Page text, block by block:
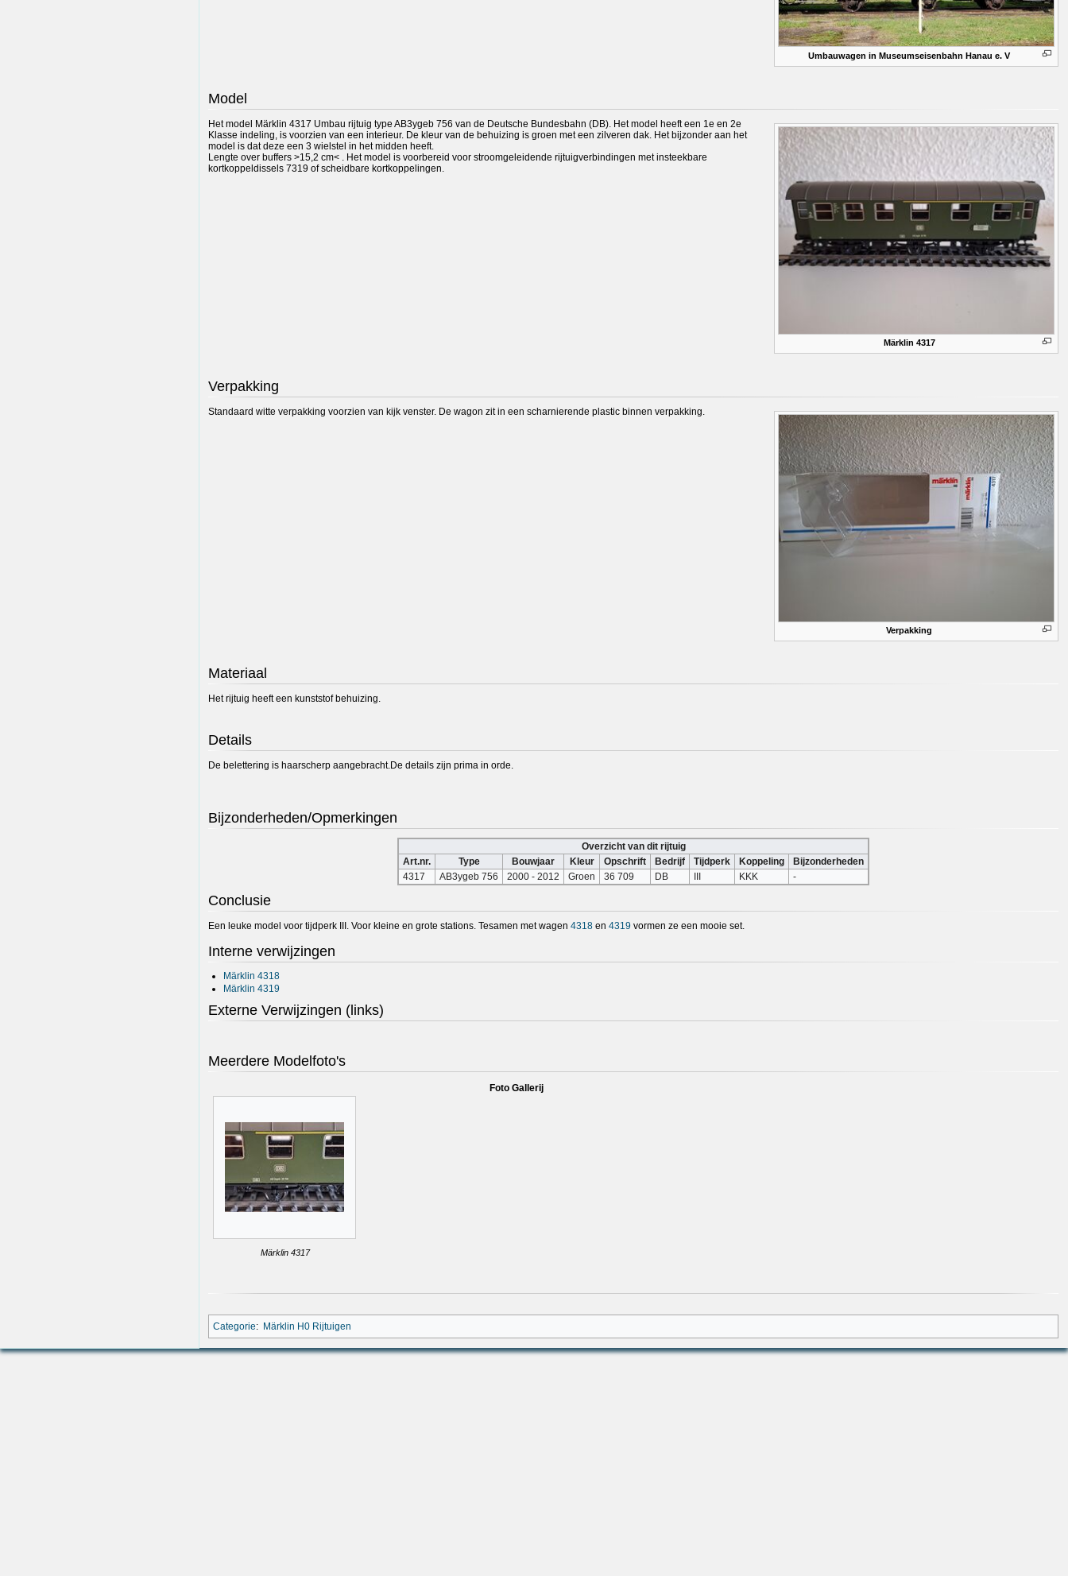
Umbauwagen in Museumseisenbahn Hanau e. V
Model
Märklin 4317
Het model Märklin 4317 Umbau rijtuig type AB3ygeb 756 van de Deutsche Bundesbahn (DB). Het model heeft een 1e en 2e
Klasse indeling, is voorzien van een interieur. De kleur van de behuizing is groen met een zilveren dak. Het bijzonder aan het
model is dat deze een 3 wielstel in het midden heeft.
Lengte over buffers >15,2 cm< . Het model is voorbereid voor stroomgeleidende rijtuigverbindingen met insteekbare
kortkoppeldissels 7319 of scheidbare kortkoppelingen.
Verpakking
Verpakking
Standaard witte verpakking voorzien van kijk venster. De wagon zit in een scharnierende plastic binnen verpakking.
Materiaal
Het rijtuig heeft een kunststof behuizing.
Details
De belettering is haarscherp aangebracht.De details zijn prima in orde.
Bijzonderheden/Opmerkingen
Overzicht van dit rijtuig
Art.nr.
Type Bouwjaar Kleur Opschrift Bedrijf Tijdperk Koppeling
Bijzonderheden
4317
AB3ygeb 756 2000 - 2012 Groen 36 709 DB III KKK -
Conclusie
Een leuke model voor tijdperk III. Voor kleine en grote stations. Tesamen met wagen 4318 en 4319 vormen ze een mooie set.
Interne verwijzingen
Märklin 4318
Märklin 4319
Externe Verwijzingen (links)
Meerdere Modelfoto's
Foto Gallerij
Märklin 4317
Categorie: Märklin H0 Rijtuigen